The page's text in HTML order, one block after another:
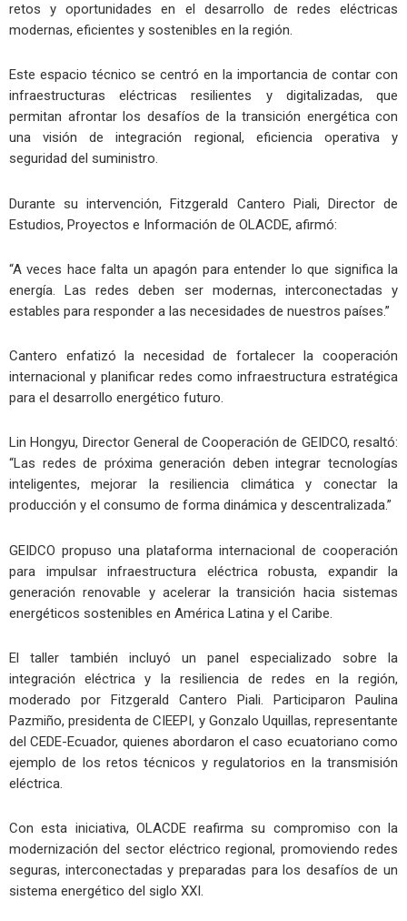
retos y oportunidades en el desarrollo de redes eléctricas
modernas, eficientes y sostenibles en la región.
Este espacio técnico se centró en la importancia de contar con
infraestructuras eléctricas resilientes y digitalizadas, que
permitan afrontar los desafíos de la transición energética con
una visión de integración regional, eficiencia operativa y
seguridad del suministro.
Durante su intervención, Fitzgerald Cantero Piali, Director de
Estudios, Proyectos e Información de OLACDE, afirmó:
“A veces hace falta un apagón para entender lo que significa la
energía. Las redes deben ser modernas, interconectadas y
estables para responder a las necesidades de nuestros países.”
Cantero enfatizó la necesidad de fortalecer la cooperación
internacional y planificar redes como infraestructura estratégica
para el desarrollo energético futuro.
Lin Hongyu, Director General de Cooperación de GEIDCO, resaltó:
“Las redes de próxima generación deben integrar tecnologías
inteligentes, mejorar la resiliencia climática y conectar la
producción y el consumo de forma dinámica y descentralizada.”
GEIDCO propuso una plataforma internacional de cooperación
para impulsar infraestructura eléctrica robusta, expandir la
generación renovable y acelerar la transición hacia sistemas
energéticos sostenibles en América Latina y el Caribe.
El taller también incluyó un panel especializado sobre la
integración eléctrica y la resiliencia de redes en la región,
moderado por Fitzgerald Cantero Piali. Participaron Paulina
Pazmiño, presidenta de CIEEPI, y Gonzalo Uquillas, representante
del CEDE-Ecuador, quienes abordaron el caso ecuatoriano como
ejemplo de los retos técnicos y regulatorios en la transmisión
eléctrica.
Con esta iniciativa, OLACDE reafirma su compromiso con la
modernización del sector eléctrico regional, promoviendo redes
seguras, interconectadas y preparadas para los desafíos de un
sistema energético del siglo XXI.